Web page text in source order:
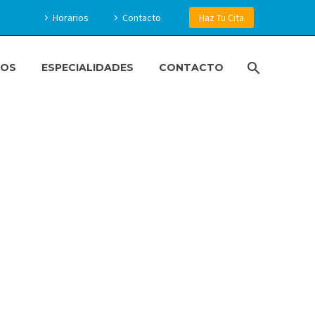
Horarios Contacto Haz Tu Cita
ESPECIALIDADES CONTACTO